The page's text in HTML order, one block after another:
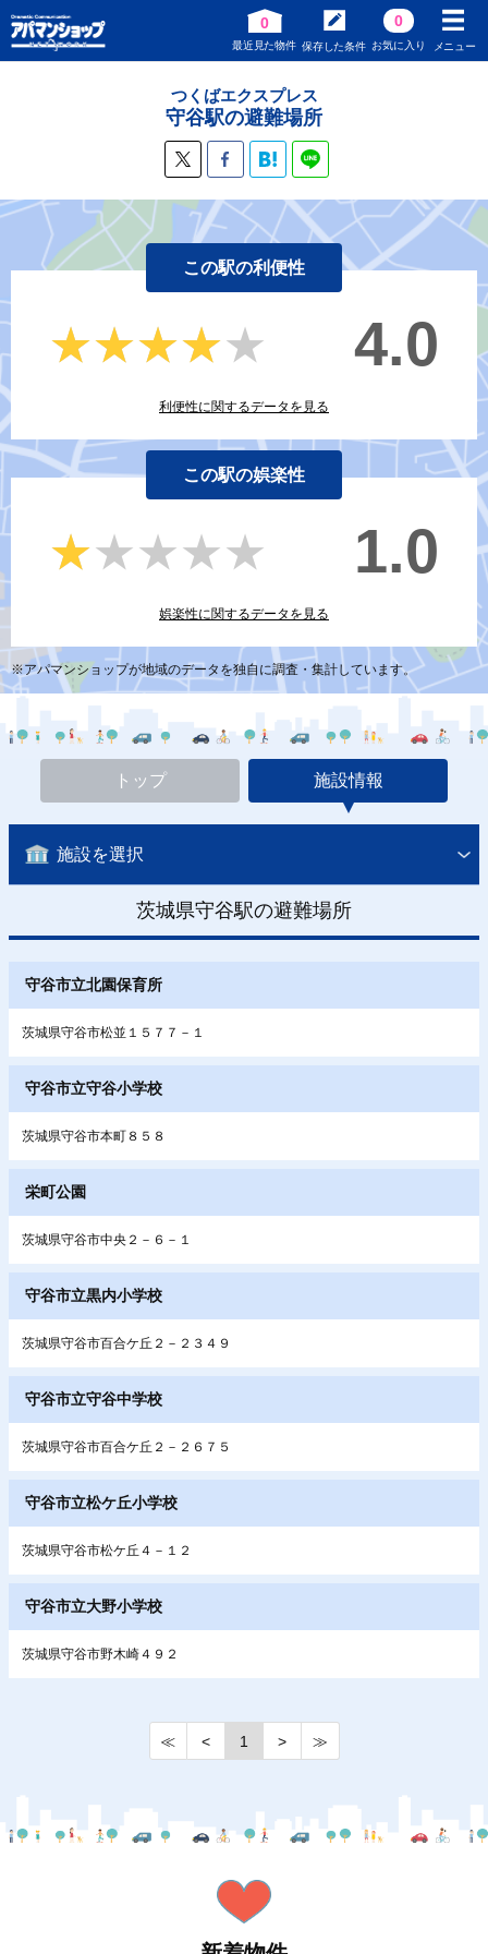
0
最近見た物件 保存した条件
0
お気に入り メニュー
つくばエクスプレス
守谷駅の避難場所
この駅の利便性
★★★★★
★★★★★ 4.0
利便性に関するデータを見る
この駅の娯楽性
★★★★★
★★★★★ 1.0
娯楽性に関するデータを見る
※アパマンショップが地域のデータを独自に調査・集計しています。
トップ 施設情報
施設を選択
茨城県守谷駅の避難場所
守谷市立北園保育所
茨城県守谷市松並１５７７－１
守谷市立守谷小学校
茨城県守谷市本町８５８
栄町公園
茨城県守谷市中央２－６－１
守谷市立黒内小学校
茨城県守谷市百合ケ丘２－２３４９
守谷市立守谷中学校
茨城県守谷市百合ケ丘２－２６７５
守谷市立松ケ丘小学校
茨城県守谷市松ケ丘４－１２
守谷市立大野小学校
茨城県守谷市野木崎４９２
≪ < 1 > ≫